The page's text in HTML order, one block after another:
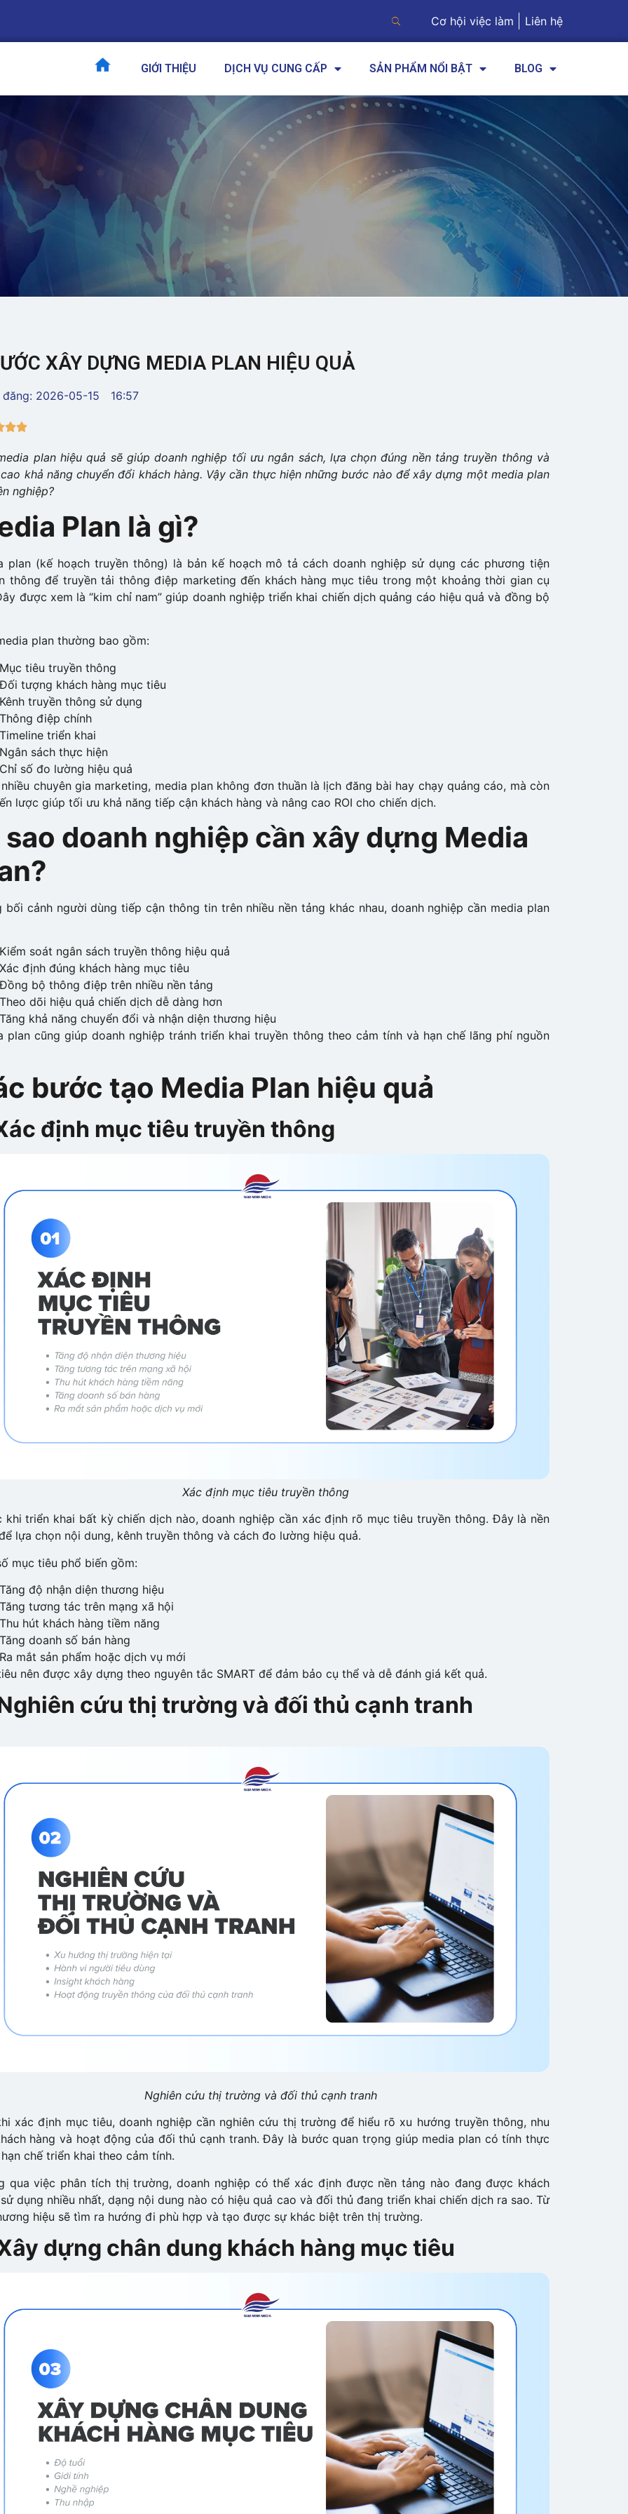
Cơ hội việc làm Liên hệ
GIỚI THIỆU DỊCH VỤ CUNG CẤP SẢN PHẨM NỔI BẬT BLOG
XÂY DỰNG MEDIA PLAN HIỆU QUẢ
2026-05-15 16:57

plan hiệu quả sẽ giúp doanh nghiệp tối ưu ngân sách, lựa chọn đúng nền tảng truyền thông và
khả năng chuyển đổi khách hàng. Vậy cần thực hiện những bước nào để xây dựng một media plan
nghiệp?
Plan là gì?
plan (kế hoạch truyền thông) là bản kế hoạch mô tả cách doanh nghiệp sử dụng các phương tiện
thông để truyền tải thông điệp marketing đến khách hàng mục tiêu trong một khoảng thời gian cụ
được xem là “kim chỉ nam” giúp doanh nghiệp triển khai chiến dịch quảng cáo hiệu quả và đồng bộ
plan thường bao gồm:
Mục tiêu truyền thông
Đối tượng khách hàng mục tiêu
Kênh truyền thông sử dụng
Thông điệp chính
Timeline triển khai
Ngân sách thực hiện
Chỉ số đo lường hiệu quả
chuyên gia marketing, media plan không đơn thuần là lịch đăng bài hay chạy quảng cáo, mà còn
lược giúp tối ưu khả năng tiếp cận khách hàng và nâng cao ROI cho chiến dịch.
sao doanh nghiệp cần xây dựng Media
bối cảnh người dùng tiếp cận thông tin trên nhiều nền tảng khác nhau, doanh nghiệp cần media plan
Kiểm soát ngân sách truyền thông hiệu quả
Xác định đúng khách hàng mục tiêu
Đồng bộ thông điệp trên nhiều nền tảng
Theo dõi hiệu quả chiến dịch dễ dàng hơn
Tăng khả năng chuyển đổi và nhận diện thương hiệu
plan cũng giúp doanh nghiệp tránh triển khai truyền thông theo cảm tính và hạn chế lãng phí nguồn
bước tạo Media Plan hiệu quả
định mục tiêu truyền thông
Xác định mục tiêu truyền thông
khi triển khai bất kỳ chiến dịch nào, doanh nghiệp cần xác định rõ mục tiêu truyền thông. Đây là nền
lựa chọn nội dung, kênh truyền thông và cách đo lường hiệu quả.
mục tiêu phổ biến gồm:
Tăng độ nhận diện thương hiệu
Tăng tương tác trên mạng xã hội
Thu hút khách hàng tiềm năng
Tăng doanh số bán hàng
Ra mắt sản phẩm hoặc dịch vụ mới
nên được xây dựng theo nguyên tắc SMART để đảm bảo cụ thể và dễ đánh giá kết quả.
cứu thị trường và đối thủ cạnh tranh
Nghiên cứu thị trường và đối thủ cạnh tranh
xác định mục tiêu, doanh nghiệp cần nghiên cứu thị trường để hiểu rõ xu hướng truyền thông, nhu
hàng và hoạt động của đối thủ cạnh tranh. Đây là bước quan trọng giúp media plan có tính thực
chế triển khai theo cảm tính.
qua việc phân tích thị trường, doanh nghiệp có thể xác định được nền tảng nào đang được khách
dụng nhiều nhất, dạng nội dung nào có hiệu quả cao và đối thủ đang triển khai chiến dịch ra sao. Từ
hiệu sẽ tìm ra hướng đi phù hợp và tạo được sự khác biệt trên thị trường.
dựng chân dung khách hàng mục tiêu